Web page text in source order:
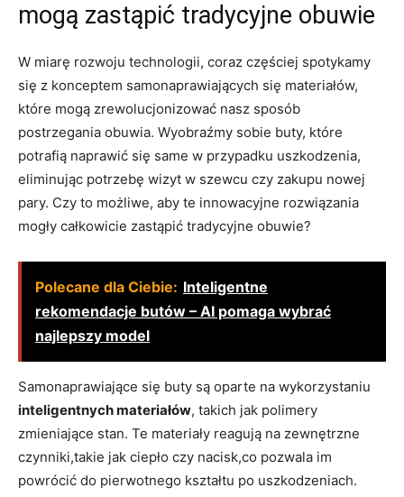
mogą zastąpić tradycyjne obuwie
W miarę rozwoju technologii, coraz częściej spotykamy
się z konceptem samonaprawiających się materiałów,
które mogą zrewolucjonizować nasz sposób
postrzegania obuwia. Wyobraźmy sobie buty, które
potrafią naprawić się same w przypadku uszkodzenia,
eliminując potrzebę wizyt w szewcu czy zakupu nowej
pary. Czy to możliwe, aby te innowacyjne rozwiązania
mogły całkowicie zastąpić tradycyjne obuwie?
Polecane dla Ciebie: Inteligentne
rekomendacje butów – AI pomaga wybrać
najlepszy model
Samonaprawiające się buty są oparte na wykorzystaniu
inteligentnych materiałów, takich jak polimery
zmieniające stan. Te materiały reagują na zewnętrzne
czynniki,takie jak ciepło czy nacisk,co pozwala im
powrócić do pierwotnego kształtu po uszkodzeniach.